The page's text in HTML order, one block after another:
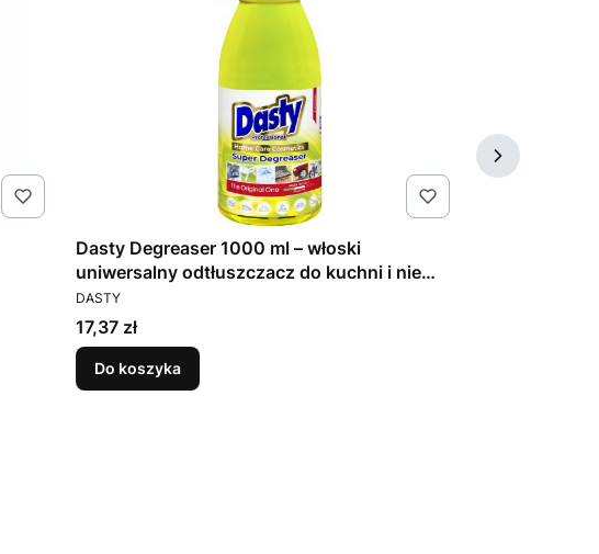
Dasty Degreaser 1000 ml – włoski
uniwersalny odtłuszczacz do kuchni i nie
tylko
PRODUCENT
DASTY
Cena
17,37 zł
Do koszyka